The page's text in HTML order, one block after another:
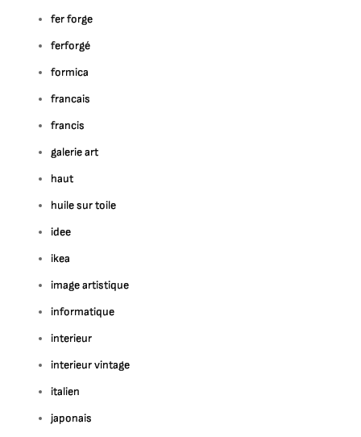
fer forge
ferforgé
formica
francais
francis
galerie art
haut
huile sur toile
idee
ikea
image artistique
informatique
interieur
interieur vintage
italien
japonais